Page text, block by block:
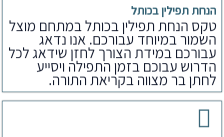
הנחת תפילין בכותל
טקס הנחת תפילין בכותל במתחם מוצל
השמור במיוחד עבורכם. אנו נדאג
עבורכם במידת הצורך לחזן שידאג לכל
הדרוש עבוכם בזמן התפילה ויסייע
לחתן בר מצווה בקריאת התורה.